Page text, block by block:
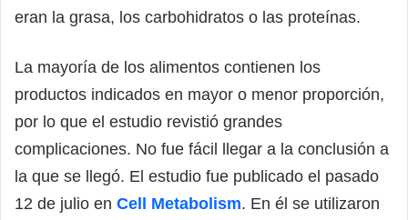
eran la grasa, los carbohidratos o las proteínas.
La mayoría de los alimentos contienen los
productos indicados en mayor o menor proporción,
por lo que el estudio revistió grandes
complicaciones. No fue fácil llegar a la conclusión a
la que se llegó. El estudio fue publicado el pasado
12 de julio en Cell Metabolism. En él se utilizaron